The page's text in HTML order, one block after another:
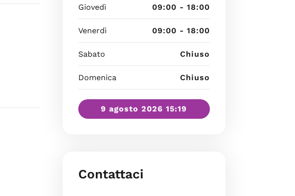
Giovedì 09:00 - 18:00
Venerdì 09:00 - 18:00
Sabato Chiuso
Domenica Chiuso
9 agosto 2026 15:19
Contattaci